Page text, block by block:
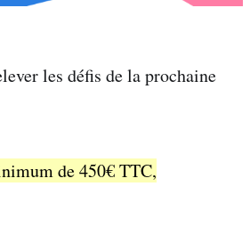
les défis de la prochaine
de 450€ TTC,